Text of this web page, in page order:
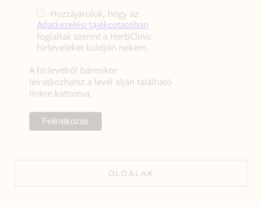
Hozzájárulok, hogy az
Adatkezelési tájékoztatóban
foglaltak szerint a HerbClinic
hírleveleket küldjön nekem.
A hírlevélről bármikor
leiratkozhatsz a levél alján található
linkre kattintva.
OLDALAK